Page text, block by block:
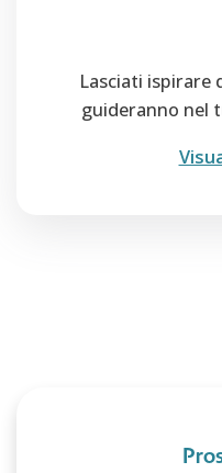
Lasciati ispirare
guideranno nel